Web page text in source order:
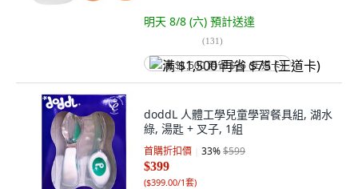
明天 8/8 (六) 預計送達
(131)
满 $1,500 再省 $75 (王道卡)
doddL 人體工學兒童學習餐具組, 湖水
綠, 湯匙 + 叉子, 1組
首購折扣價 33%$599
$399
($399.00/1套)